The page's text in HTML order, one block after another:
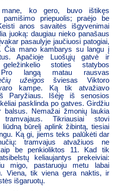
ko gero, buvo ištikęs
pamišimo priepuolis; praėjo be
anos savaitės išgyvenimai
juoką: daugiau nieko panašaus
pasaulyje jaučiuosi patogiai,
Čia mano kambarys su langu į
Apačioje Luošųjų gatvė ir
stoties statybos
langą matau rausvas
užeigos šviesas Viktoro
kampe. Ką tik atvažiavo
Paryžiaus. Išėję iš senosios
pasklinda po gatves. Girdžiu
balsus. Nemažai žmonių laukia
tramvajaus. Tikriausiai stovi
būrelį aplink žibintą, tiesiai
Ką gi, jiems teks palūkėti dar
tramvajus atvažiuos ne
be penkioliktos 11. Kad tik
keliaujantys prekeiviai:
migo, pastaruoju metu labai
Viena, tik viena gera naktis, ir
išgaruotų.